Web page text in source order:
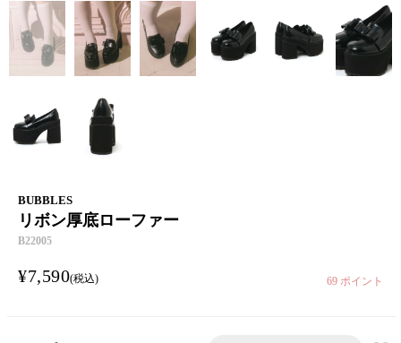
BUBBLES
リボン厚底ローファー
B22005
¥7,590 税込 69 ポイント